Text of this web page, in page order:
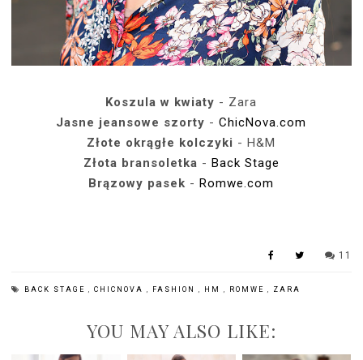
Koszula w kwiaty - Zara
Jasne jeansowe szorty -ChicNova.com
Złote okrągłe kolczyki - H&M
Złota bransoletka - Back Stage
Brązowy pasek - Romwe.com
11
BACK STAGE,CHICNOVA, FASHION, HM, ROMWE, ZARA
YOU MAY ALSO LIKE: